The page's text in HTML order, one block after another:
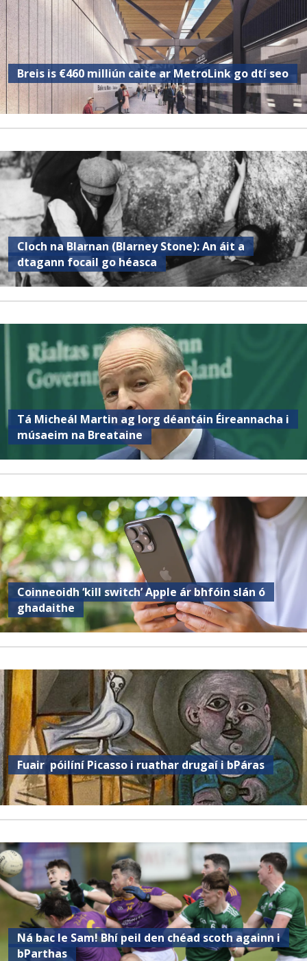
Breis is €460 milliún caite ar MetroLink go dtí seo
Cloch na Blarnan (Blarney Stone): An áit a
dtagann focail go héasca
Tá Micheál Martin ag lorg déantáin Éireannacha i
músaeim na Breataine
Coinneoidh ‘kill switch’ Apple ár bhfóin slán ó
ghadaithe
Fuair ​​ póilíní Picasso i ruathar drugaí i bPáras
Ná bac le Sam! Bhí peil den chéad scoth againn i
bParthas